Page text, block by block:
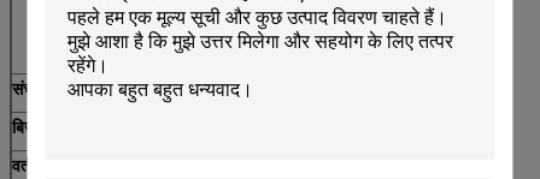
आईसी कार्ड संपर्क: 300000 गुजरता
मोटर: 500,000 गुजरता
संचार
RS232 इंटरफ़ेस और यूएसबी इंटरफ़ेस विकल्प (छिपा)
बिजली की आपूर्ति
वर्तमान खपत